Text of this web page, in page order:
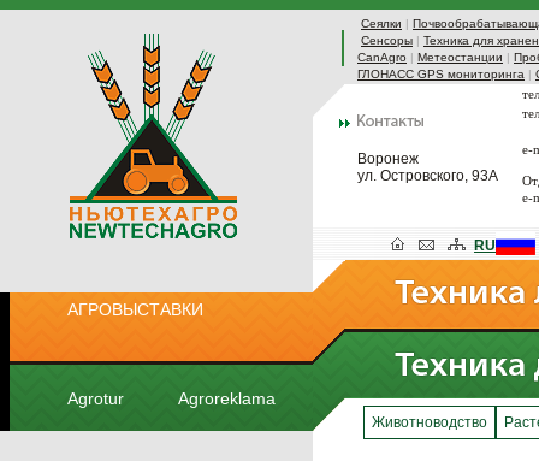
Сеялки |
Сенсоры | Техника для
CanAgro | Метеостанции |
ГЛОНАСС GPS мониторинга |
Воронеж
ул. Островского, 93А
e-
e-
АГРОВЫСТАВКИ
Agrotur Agroreklama
RU
Животноводство